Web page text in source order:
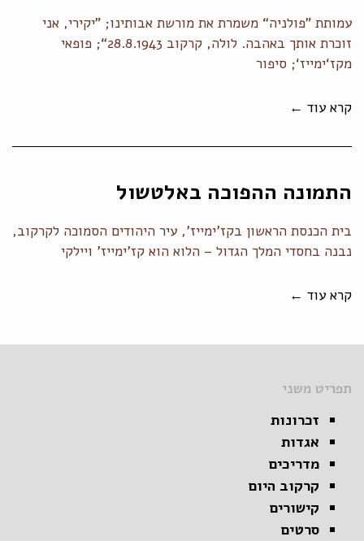
עמותת ”פולניה“ משמרת את מורשת אבותינו; ”יקירי, אני
זוכרת אותך באהבה. לולה, קרקוב 28.8.1943“; פופאי
מקז‘ימייז‘; סיפור
קרא עוד ←
התמונה ההפוכה באלטשול
בית הכנסת הראשון בקז'ימייז', עיר היהודים הסמוכה לקרקוב,
נבנה בחסדי המלך הגדול – הלוא הוא קז'ימייז' ויילקי
קרא עוד ←
תפריט משני
זכרונות
אגדות
מדריכים
קרקוב היום
קישורים
סרטים